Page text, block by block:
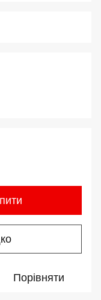
Порівняти